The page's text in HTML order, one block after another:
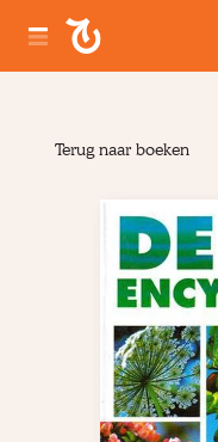
Terug naar boeken